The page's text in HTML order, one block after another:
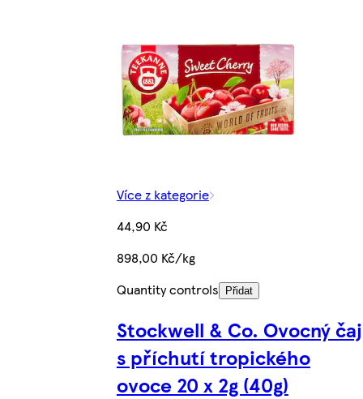
Více z kategorie
44,90 Kč
898,00 Kč/kg
Quantity controls
Přidat
Stockwell & Co. Ovocný čaj
s příchutí tropického
ovoce 20 x 2g (40g)